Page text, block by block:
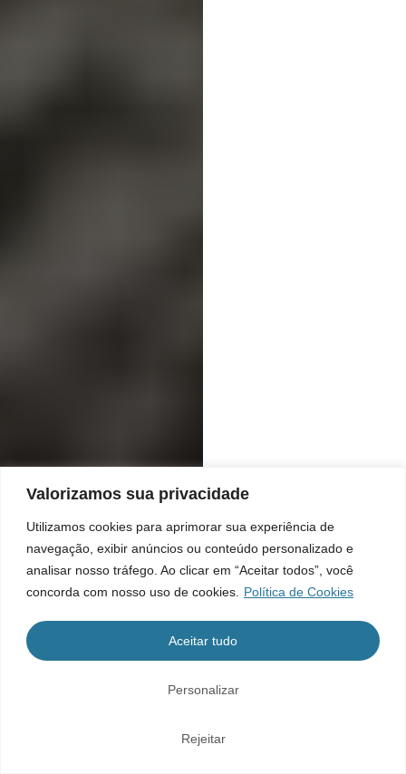
Valorizamos sua privacidade
Utilizamos cookies para aprimorar sua experiência de
navegação, exibir anúncios ou conteúdo personalizado e
analisar nosso tráfego. Ao clicar em “Aceitar todos”, você
concorda com nosso uso de cookies.
Política de Cookies
Personalizar
Rejeitar
Aceitar tudo